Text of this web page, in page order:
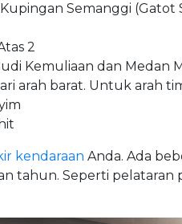
Semanggi (Gatot
2
Kemuliaan dan Medan
arah barat. Untuk arah
kendaraan Anda. Ada
tahun. Seperti pelataran